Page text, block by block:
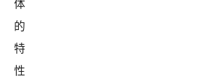
的
特
性